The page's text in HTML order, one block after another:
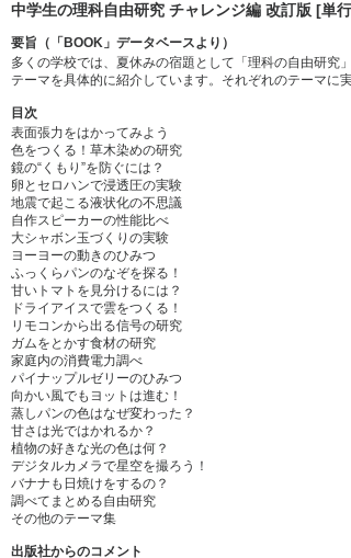
中学生の理科自由研究 チャレンジ編 改訂版 [単
要旨（「BOOK」データベースより）
多くの学校では、夏休みの宿題として「理科の自由研
テーマを具体的に紹介しています。それぞれのテーマに
目次
表面張力をはかってみよう
色をつくる！草木染めの研究
鏡の“くもり”を防ぐには？
卵とセロハンで浸透圧の実験
地震で起こる液状化の不思議
自作スピーカーの性能比べ
大シャボン玉づくりの実験
ヨーヨーの動きのひみつ
ふっくらパンのなぞを探る！
甘いトマトを見分けるには？
ドライアイスで雲をつくる！
リモコンから出る信号の研究
ガムをとかす食材の研究
家庭内の消費電力調べ
パイナップルゼリーのひみつ
向かい風でもヨットは進む！
蒸しパンの色はなぜ変わった？
甘さは光ではかれるか？
植物の好きな光の色は何？
デジタルカメラで星空を撮ろう！
バナナも日焼けをするの？
調べてまとめる自由研究
その他のテーマ集
出版社からのコメント